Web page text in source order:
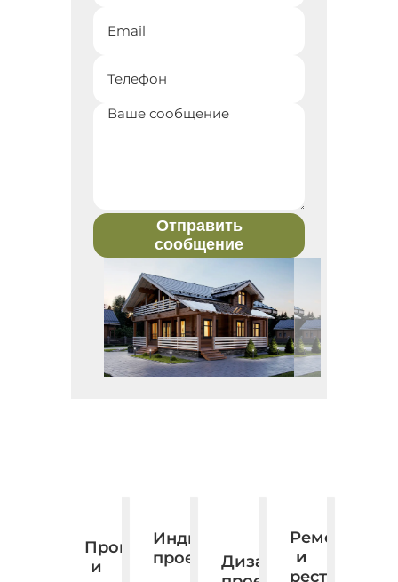
Отправить
сообщение
Производство
и
Индивидуальное
проектирование.
Дизайн,
Ремонт
и